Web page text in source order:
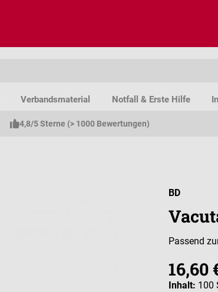
Verbandsmaterial Notfall & Erste Hilfe
4,8/5 Sterne (> 1000 Bewertungen)
BD
Passend
16,60
Inhalt: 100